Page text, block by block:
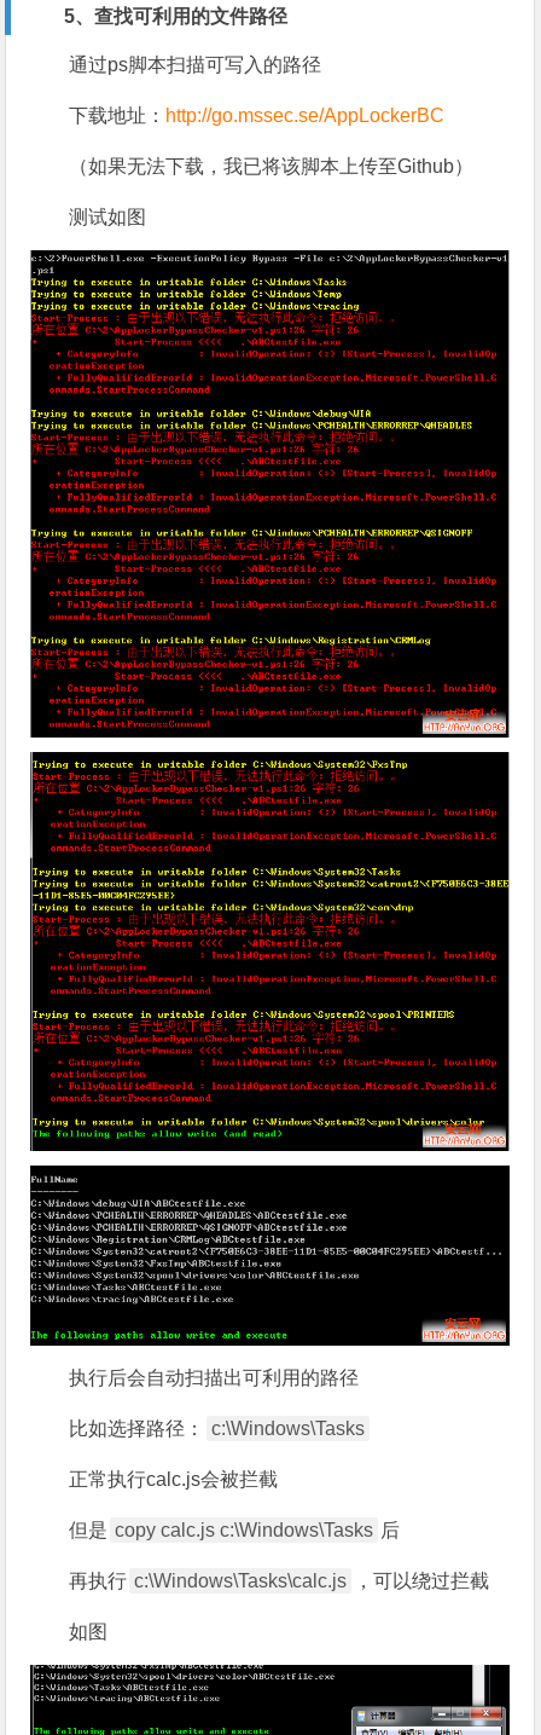
5、查找可利用的文件路径
通过ps脚本扫描可写入的路径
下载地址： http://go.mssec.se/AppLockerBC
（如果无法下载，我已将该脚本上传至Github）
测试如图
执行后会自动扫描出可利用的路径
比如选择路径： c:\Windows\Tasks
正常执行calc.js会被拦截
但是 copy calc.js c:\Windows\Tasks 后
再执行 c:\Windows\Tasks\calc.js ，可以绕过拦截
如图